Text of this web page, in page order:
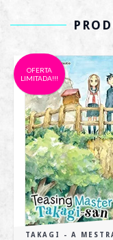
OFERTA
LIMITADA!!!
TAKAGI - A